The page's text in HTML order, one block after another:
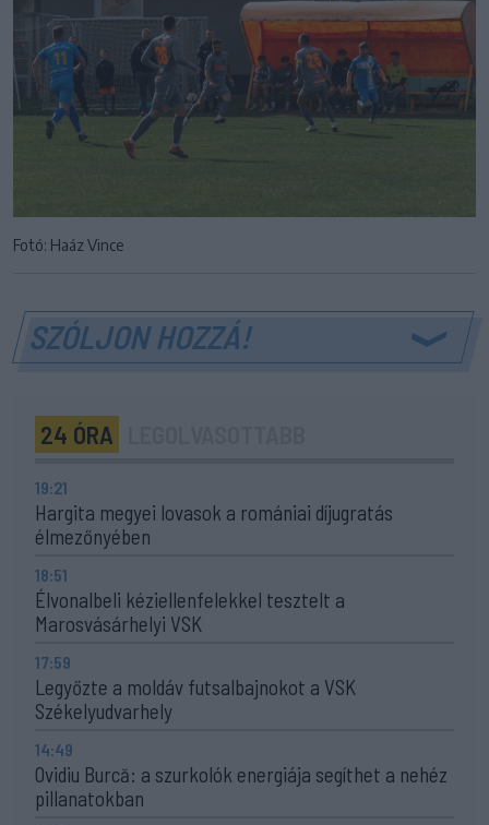
Fotó: Haáz Vince
SZÓLJON HOZZÁ!
24 ÓRA
19:21
Hargita megyei lovasok a romániai díjugratás
élmezőnyében
18:51
Élvonalbeli kéziellenfelekkel tesztelt a
Marosvásárhelyi VSK
17:59
Legyőzte a moldáv futsalbajnokot a VSK
Székelyudvarhely
14:49
Ovidiu Burcă: a szurkolók energiája segíthet a nehéz
pillanatokban